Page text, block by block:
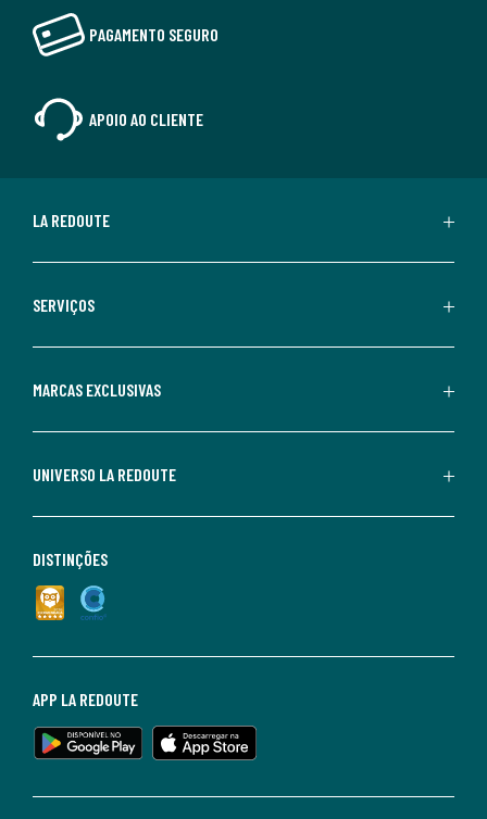
PAGAMENTO SEGURO
APOIO AO CLIENTE
LA REDOUTE
SERVIÇOS
MARCAS EXCLUSIVAS
UNIVERSO LA REDOUTE
APP LA REDOUTE
DISTINÇÕES